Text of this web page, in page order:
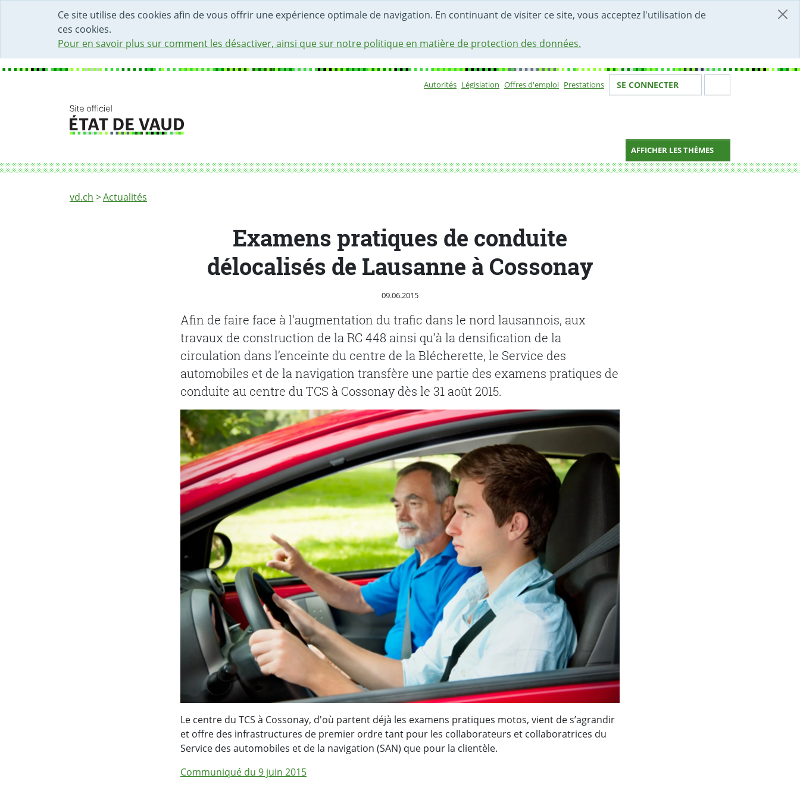
Ce site utilise des cookies afin de vous offrir une expérience optimale de navigation. En continuant de visiter ce site, vous acceptez l'utilisation de
ces cookies.
Pour en savoir plus sur comment les désactiver, ainsi que sur notre politique en matière de protection des données.
DÉBUT DU CONTENU DE LA PAGE
ACCÈS AU CHAMP DE RECHERCHE
PAGE D'ACCUEIL
FORMULAIRE DE CONTACT
Autorités Législation Offres d'emploi Prestations Votre identité
SE CONNECTER
AFFICHER LES THÈMES
Fil d'Ariane
vd.ch Actualités
Examens pratiques de conduite délocalisés de Lausanne à Cossonay
Examens pratiques de conduite
délocalisés de Lausanne à Cossonay
Publié le
09.06.2015
Afin de faire face à l'augmentation du trafic dans le nord lausannois, aux
travaux de construction de la RC 448 ainsi qu’à la densification de la
circulation dans l’enceinte du centre de la Blécherette, le Service des
automobiles et de la navigation transfère une partie des examens pratiques de
conduite au centre du TCS à Cossonay dès le 31 août 2015.
Le centre du TCS à Cossonay, d'où partent déjà les examens pratiques motos, vient de s’agrandir
et offre des infrastructures de premier ordre tant pour les collaborateurs et collaboratrices du
Service des automobiles et de la navigation (SAN) que pour la clientèle.
Communiqué du 9 juin 2015